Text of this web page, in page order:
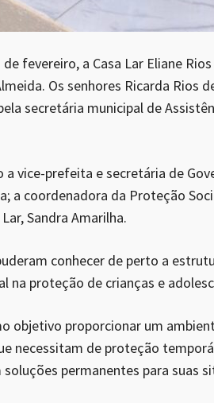
fevereiro, a Casa Lar Eliane
Os senhores Ricarda Rios
secretária municipal de
vice-prefeita e secretária de
a coordenadora da Proteção
Sandra Amarilha.
conhecer de perto a
na proteção de crianças e
objetivo proporcionar um
necessitam de proteção
permanentes para suas